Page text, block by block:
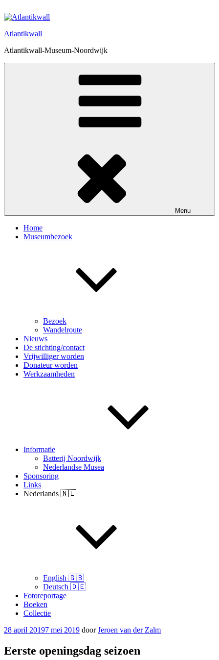
naar
inhoud
Atlantikwall
Atlantikwall-Museum-Noordwijk
Menu
Home
Museumbezoek
Bezoek
Wandelroute
Nieuws
De stichting/contact
Vrijwilliger worden
Donateur worden
Werkzaamheden
Informatie
Batterij Noordwijk
Nederlandse Musea
Sponsoring
Links
Nederlands 🇳🇱
English 🇬🇧
Deutsch 🇩🇪
Fotoreportage
Boeken
Collectie
Geplaatst
28 april 20197 mei 2019 doorJeroen van der Zalm
Eerste openingsdag seizoen